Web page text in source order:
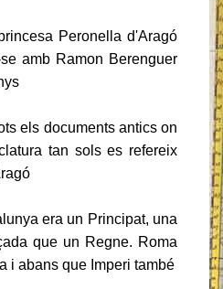
Peronella d'Aragó
amb Ramon Berenguer
els documents antics on
tan sols es refereix
era un Principat, una
que un Regne. Roma
i abans que Imperi també